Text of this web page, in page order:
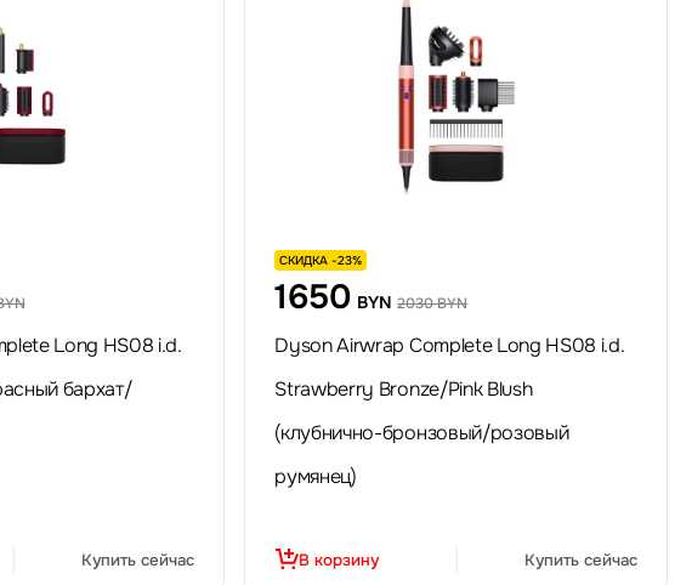
Long HS08 i.d.
бархат/
Купить сейчас
СКИДКА -23%
1650 BYN 2030 BYN
Dyson Airwrap Complete Long HS08 i.d.
Strawberry Bronze/Pink Blush
(клубнично-бронзовый/розовый
румянец)
В корзину Купить сейчас